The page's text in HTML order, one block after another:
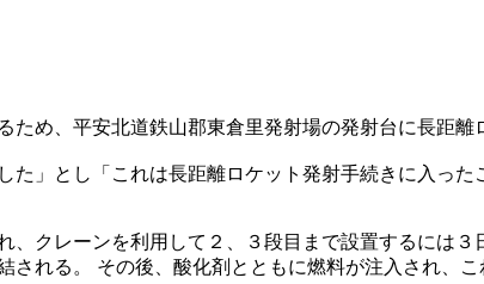
め、平安北道鉄山郡東倉里発射場の発射台に長距
」とし「これは長距離ロケット発射手続きに入った
クレーンを利用して２、３段目まで設置するには
れる。 その後、酸化剤とともに燃料が注入され、